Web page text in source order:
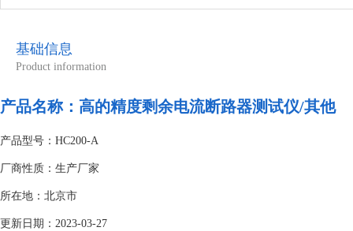
基础信息
Product information
产品名称： 高的精度剩余电流断路器测试仪/其他
产品型号：HC200-A
厂商性质：生产厂家
所在地：北京市
更新日期：2023-03-27